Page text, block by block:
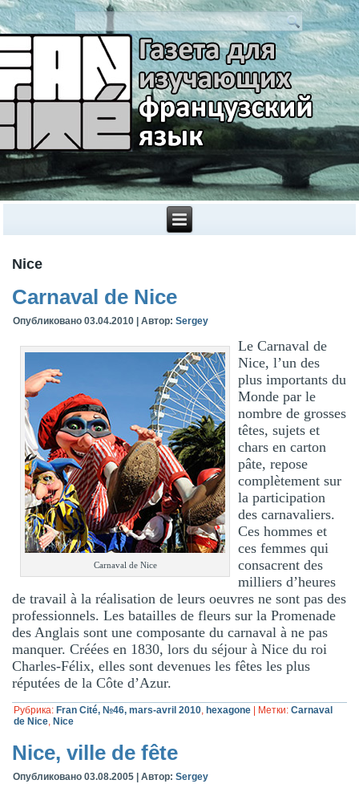
Nice
Carnaval de Nice
Опубликовано 03.04.2010 |Автор: Sergey
Carnaval de Nice
Le Carnaval de
Nice, l’un des
plus importants du
Monde par le
nombre de grosses
têtes, sujets et
chars en carton
pâte, repose
complètement sur
la participation
des carnavaliers.
Ces hommes et
ces femmes qui
consacrent des
milliers d’heures
de travail à la réalisation de leurs oeuvres ne sont pas des
professionnels. Les batailles de fleurs sur la Promenade
des Anglais sont une composante du carnaval à ne pas
manquer. Créées en 1830, lors du séjour à Nice du roi
Charles-Félix, elles sont devenues les fêtes les plus
réputées de la Côte d’Azur.
Рубрика: Fran Cité, №46, mars-avril 2010, hexagone Метки: Carnaval
de Nice, Nice
Nice, ville de fête
Опубликовано 03.08.2005 |Автор: Sergey